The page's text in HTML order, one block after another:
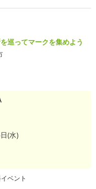
巡ってマークを集めよう
(水)
ベント